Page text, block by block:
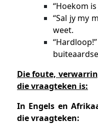
“Hoekom is
“Sal jy my
weet.
Die foute,
die vraagteken is:
In Engels en
die vraagteken: